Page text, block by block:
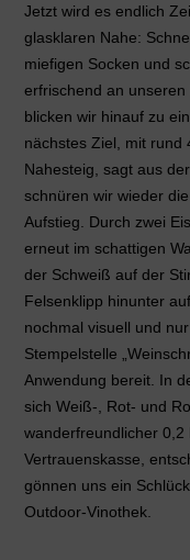
Jetzt wird es endlich
glasklaren Nahe:
miefigen Socken und
erfrischend an
blicken wir hinauf zu
nächstes Ziel, mit rund
Nahesteig, sagt aus
schnüren wir wieder
Aufstieg. Durch zwei
erneut im schattigen
der Schweiß auf der
Felsenklipp hinunter
nochmal visuell und
Stempelstelle
Anwendung bereit. In
sich Weiß-, Rot- und
wanderfreundlicher 0,2
Vertrauenskasse,
gönnen uns ein
Outdoor-Vinothek.